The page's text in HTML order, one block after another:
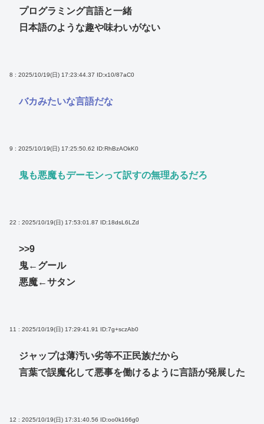
プログラミング言語と一緒
日本語のような趣や味わいがない
8 : 2025/10/19(日) 17:23:44.37 ID:x10/87aC0
バカみたいな言語だな
9 : 2025/10/19(日) 17:25:50.62 ID:RhBzAOkK0
鬼も悪魔もデーモンって訳すの無理あるだろ
22 : 2025/10/19(日) 17:53:01.87 ID:18dsL6LZd
>>9
鬼←グール
悪魔←サタン
11 : 2025/10/19(日) 17:29:41.91 ID:7g+sczAb0
ジャップは薄汚い劣等不正民族だから
言葉で誤魔化して悪事を働けるように言語が発展した
12 : 2025/10/19(日) 17:31:40.56 ID:oo0k166g0